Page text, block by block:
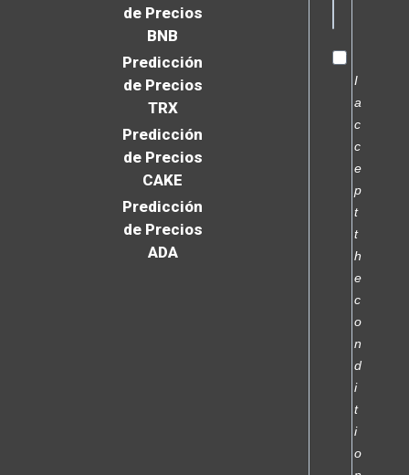
de Precios
BNB
Predicción
de Precios
TRX
Predicción
de Precios
CAKE
Predicción
de Precios
ADA
I
a
c
c
e
p
t
t
h
e
c
o
n
d
i
t
i
o